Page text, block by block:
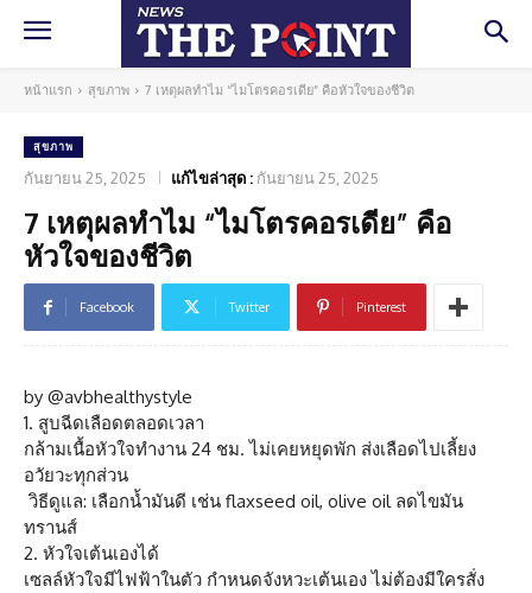
หน้าแรก สุขภาพ 7 เหตุผลทำไม “ไมโตรคอรเดีย” คือหัวใจของชีวิต
สุขภาพ
กันยายน 25, 2025 แก้ไขล่าสุด : กันยายน 25, 2025
7 เหตุผลทำไม “ไมโตรคอรเดีย” คือ
หัวใจของชีวิต
Facebook Twitter Pinterest
by @avbhealthystyle
1. สูบฉีดเลือดตลอดเวลา
กล้ามเนื้อหัวใจทำงาน 24 ชม. ไม่เคยหยุดพัก ส่งเลือดไปเลี้ยง
อวัยวะทุกส่วน
วิธีดูแล: เลือกน้ำมันดี เช่น flaxseed oil, olive oil ลดไขมัน
ทรานส์
2. หัวใจเต้นเองได้
เซลล์หัวใจมีไฟฟ้าในตัว กำหนดจังหวะเต้นเอง ไม่ต้องมีใครสั่ง